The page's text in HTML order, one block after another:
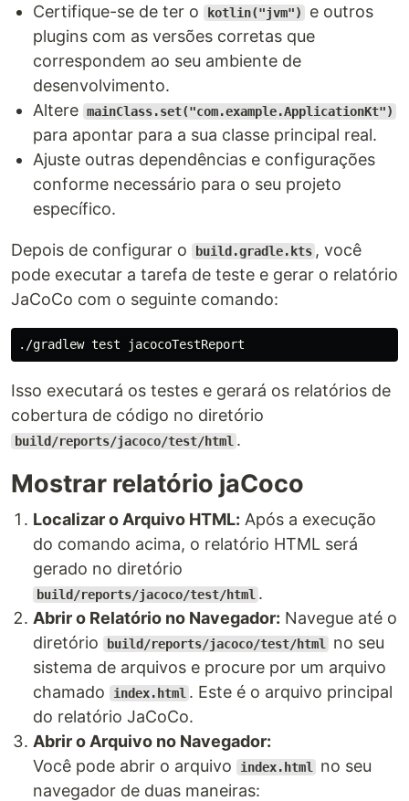
Certifique-se de ter o kotlin("jvm")
e outros
plugins com as versões corretas que
correspondem ao seu ambiente de
desenvolvimento.
Altere mainClass.set("com.example.ApplicationKt")
para apontar para a sua classe principal real.
Ajuste outras dependências e configurações
conforme necessário para o seu projeto
específico.
Depois de configurar o build.gradle.kts , você
pode executar a tarefa de teste e gerar o relatório
JaCoCo com o seguinte comando:
./gradlew test
Isso executará os testes e gerará os relatórios de
cobertura de código no diretório
build/reports/jacoco/test/html .
Mostrar relatório jaCoco
Localizar o Arquivo HTML: Após a execução
do comando acima, o relatório HTML será
gerado no diretório
build/reports/jacoco/test/html .
Abrir o Relatório no Navegador: Navegue até o
diretório
build/reports/jacoco/test/html
no seu
sistema de arquivos e procure por um arquivo
chamado
index.html . Este é o arquivo principal
do relatório JaCoCo.
Abrir o Arquivo no Navegador:
Você pode abrir o arquivo
index.html
no seu
navegador de duas maneiras: